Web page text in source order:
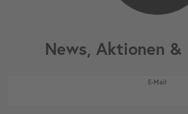
News, Aktionen
E-Mail